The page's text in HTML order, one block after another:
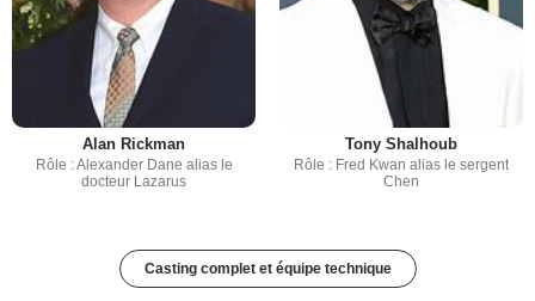
Alan Rickman
Rôle : Alexander Dane alias le
docteur Lazarus
Tony Shalhoub
Rôle : Fred Kwan alias le sergent
Chen
Casting complet et équipe technique